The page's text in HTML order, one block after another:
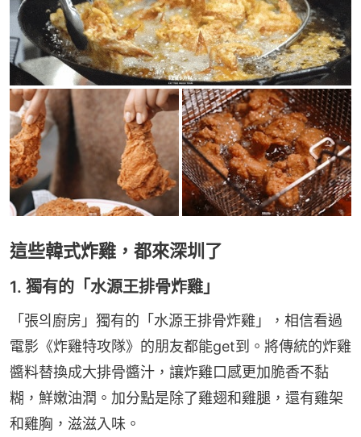
這些韓式炸雞，都來深圳了
1. 獨有的「水源王排骨炸雞」
「張의廚房」獨有的「水源王排骨炸雞」，相信看過
電影《炸雞特攻隊》的朋友都能get到。將傳統的炸雞
醬料替換成大排骨醬汁，讓炸雞口感更加脆香不黏
糊，鮮嫩油潤。加分點是除了雞翅和雞腿，還有雞架
和雞胸，滋滋入味。